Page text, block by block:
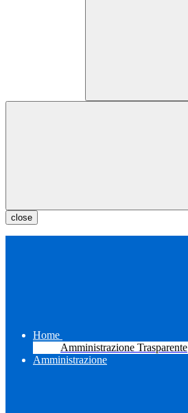
close
Home
Amministrazione Trasparente
Amministrazione